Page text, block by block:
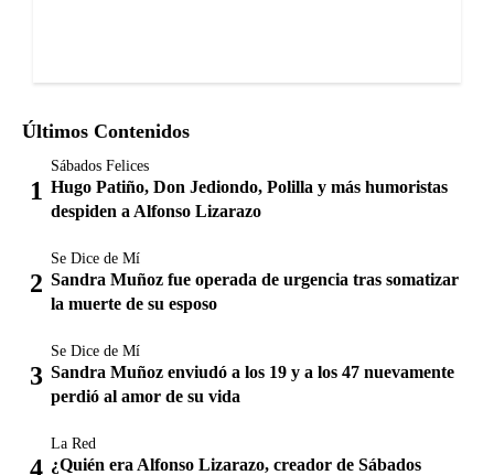
Últimos Contenidos
Sábados Felices
Hugo Patiño, Don Jediondo, Polilla y más humoristas
despiden a Alfonso Lizarazo
Se Dice de Mí
Sandra Muñoz fue operada de urgencia tras somatizar
la muerte de su esposo
Se Dice de Mí
Sandra Muñoz enviudó a los 19 y a los 47 nuevamente
perdió al amor de su vida
La Red
¿Quién era Alfonso Lizarazo, creador de Sábados